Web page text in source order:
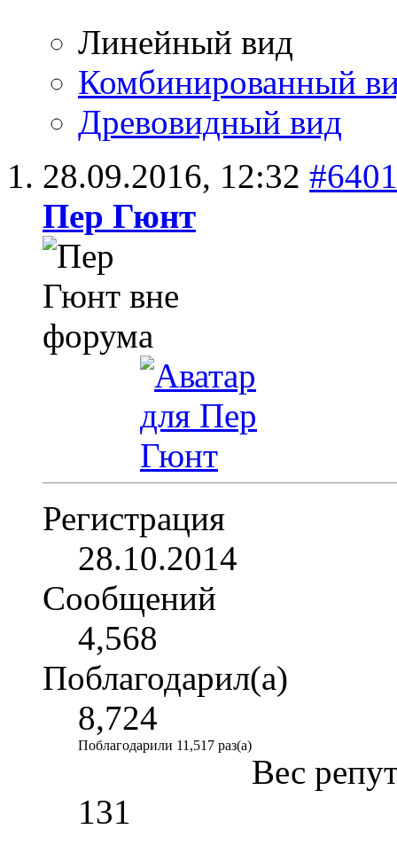
Линейный вид
Комбинированный
Древовидный вид
28.09.2016, 12:32 #6401
Пер Гюнт
Регистрация
28.10.2014
Сообщений
4,568
Поблагодарил(а)
8,724
Поблагодарили 11,517 раз(а)
Вес
131